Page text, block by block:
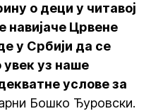
о деци у читавој
навијаче Црвене
у Србији да се
уз наше
услове за
Бошко Ђуровски.